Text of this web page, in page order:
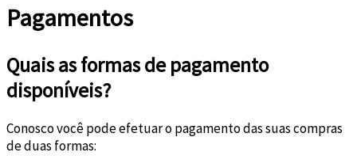
Pagamentos
Quais as formas de pagamento
disponíveis?
Conosco você pode efetuar o pagamento das suas compras
de duas formas: